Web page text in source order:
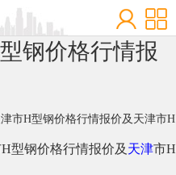
钢价格行情报
市H型钢价格行情报价及天津市H
型钢价格行情报价及 天津市H